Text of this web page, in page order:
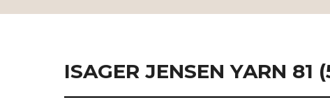
ISAGER JENSEN YARN 81